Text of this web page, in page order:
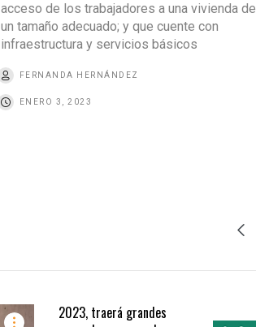
acceso de los trabajadores a una vivienda de
un tamaño adecuado; y que cuente con
infraestructura y servicios básicos
FERNANDA HERNÁNDEZ
ENERO 3, 2023
2023, traerá grandes